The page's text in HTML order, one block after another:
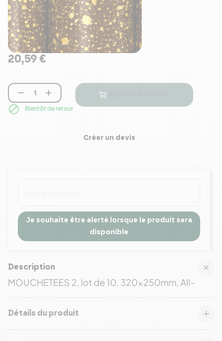
20,59 €
 
 Bientôt de retour
Créer un devis
Je souhaite être alerté lorsque le produit sera
disponible
Description
MOUCHETEES 2, lot de 10, 320x250mm, All-
Détails du produit